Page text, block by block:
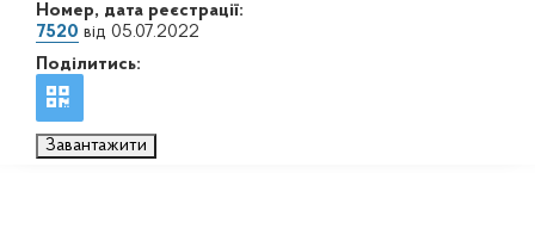
Номер, дата реєстрації:
7520 від 05.07.2022
Поділитись:
Завантажити